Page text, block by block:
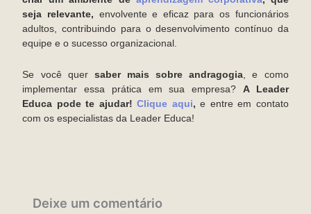
seja relevante, envolvente e eficaz para os funcionários
adultos, contribuindo para o desenvolvimento contínuo da
equipe e o sucesso organizacional.
Se você quersaber mais sobre andragogia, e como
implementar essa prática em sua empresa? A Leader
Educa pode te ajudar! Clique aqui, e entre em contato
com os especialistas da Leader Educa!
Deixe um comentário